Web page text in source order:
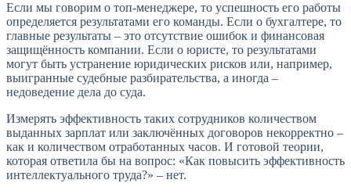
Если мы говорим о топ-менеджере, то успешность его работы
определяется результатами его команды. Если о бухгалтере, то
главные результаты – это отсутствие ошибок и финансовая
защищённость компании. Если о юристе, то результатами
могут быть устранение юридических рисков или, например,
выигранные судебные разбирательства, а иногда –
недоведение дела до суда.
Измерять эффективность таких сотрудников количеством
выданных зарплат или заключённых договоров некорректно –
как и количеством отработанных часов. И готовой теории,
которая ответила бы на вопрос: «Как повысить эффективность
интеллектуального труда?» – нет.